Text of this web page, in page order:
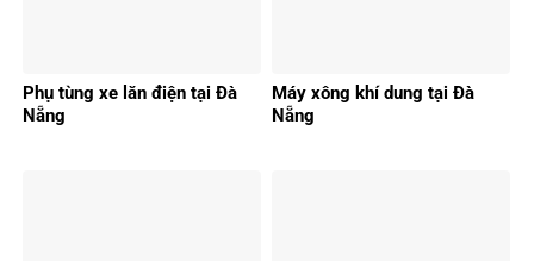
Phụ tùng xe lăn điện tại Đà
Nẵng
Máy xông khí dung tại Đà
Nẵng